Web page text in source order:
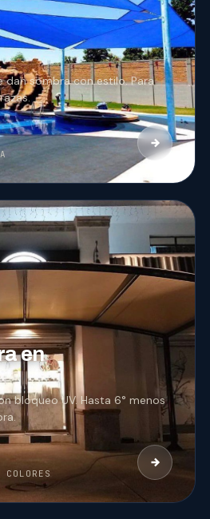
dan sombra con estilo. Para
en
bloqueo UV. Hasta 6° menos
COLORES